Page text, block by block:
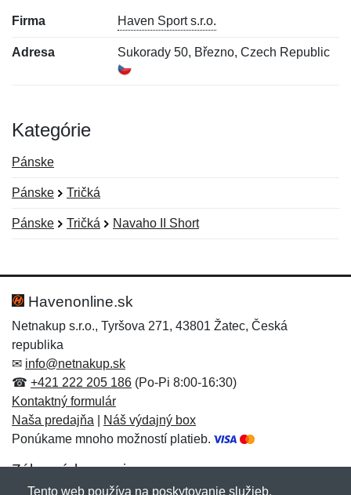
Firma Haven Sport s.r.o.
Adresa Sukorady 50, Březno, Czech Republic
Kategórie
Pánske
Pánske Tričká
Pánske Tričká Navaho II Short
Hodnotenie:
Meno:*
E-mail:
Meno:
E-mail:*
Správa*
Havenonline.sk
Netnakup s.r.o., Tyršova 271, 43801 Žatec, Česká
republika
✉ info@netnakup.sk
☎ +421 222 205 186 (Po-Pi 8:00-16:30)
Kontaktný formulár
Naša predajňa
Náš výdajný box
Ponúkame mnoho možností platieb.
Zákaznícky servis
Tento web používa na poskytovanie služieb,